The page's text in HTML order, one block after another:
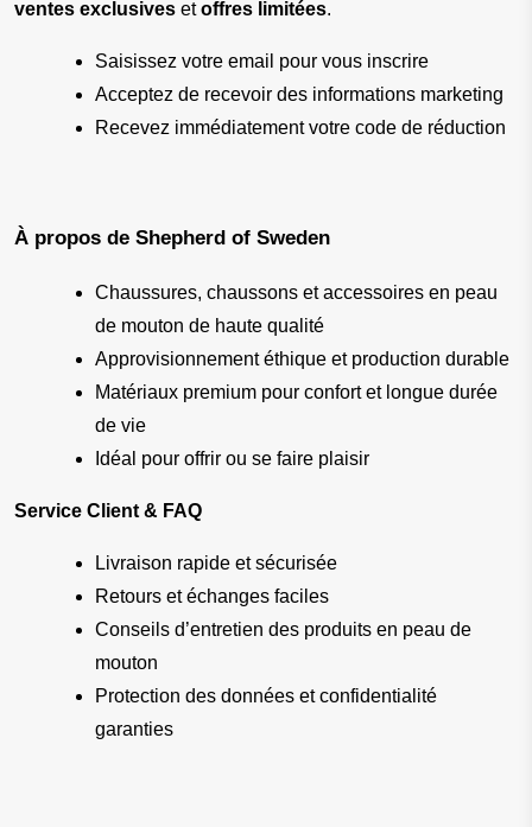
ventes exclusives et offres limitées.
Saisissez votre email pour vous inscrire
Acceptez de recevoir des informations marketing
Recevez immédiatement votre code de réduction
À propos de Shepherd of Sweden
Chaussures, chaussons et accessoires en peau
de mouton de haute qualité
Approvisionnement éthique et production durable
Matériaux premium pour confort et longue durée
de vie
Idéal pour offrir ou se faire plaisir
Service Client & FAQ
Livraison rapide et sécurisée
Retours et échanges faciles
Conseils d’entretien des produits en peau de
mouton
Protection des données et confidentialité
garanties